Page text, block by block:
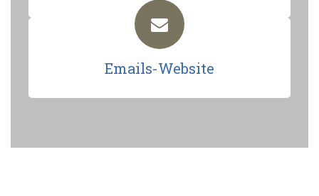
Emails-Website